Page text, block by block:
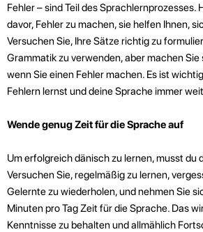
Fehler – sind Teil des Sprachlernprozesses.
davor, Fehler zu machen, sie helfen Ihnen,
Versuchen Sie, Ihre Sätze richtig zu
Grammatik zu verwenden, aber machen Sie
wenn Sie einen Fehler machen. Es ist
Fehlern lernst und deine Sprache immer
Wende genug Zeit für die Sprache auf
Um erfolgreich dänisch zu lernen, musst du
Versuchen Sie, regelmäßig zu lernen,
Gelernte zu wiederholen, und nehmen Sie
Minuten pro Tag Zeit für die Sprache. Das
Kenntnisse zu behalten und allmählich